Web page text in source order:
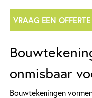
VRAAG EEN
onmisbaar
Bouwtekeningen